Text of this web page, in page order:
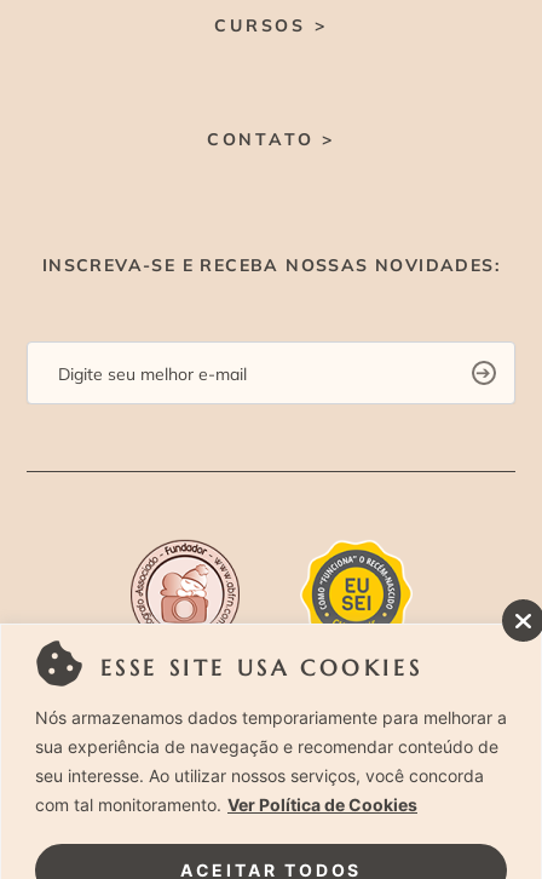
ESSE SITE USA COOKIES
Nós armazenamos dados temporariamente para melhorar a
sua experiência de navegação e recomendar conteúdo de
seu interesse. Ao utilizar nossos serviços, você concorda
com tal monitoramento. Ver Política de Cookies
ACEITAR TODOS
CURSOS >
CONTATO >
INSCREVA-SE E RECEBA NOSSAS NOVIDADES:
Rua Costa Carvalho, 419 – Pinheiros, São Paulo –
SP. CEP 05429-130 – Telefone: (11) 94494-1818
Direitos Reservados.Clique Aquie acesse nossa